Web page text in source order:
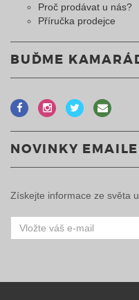
Proč prodávat u nás?
Příručka prodejce
BUĎME
NOVINKY
Získejte informace ze světa